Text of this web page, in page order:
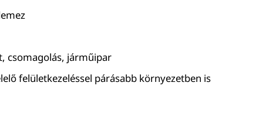
csomagolás, járműipar
felületkezeléssel párásabb környezetben is